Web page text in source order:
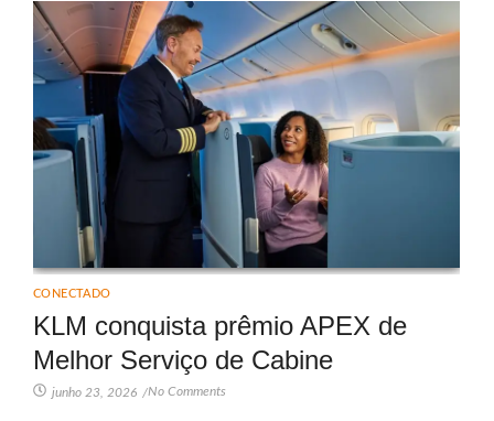
CONECTADO
KLM conquista prêmio APEX de
Melhor Serviço de Cabine
junho 23, 2026 /No Comments